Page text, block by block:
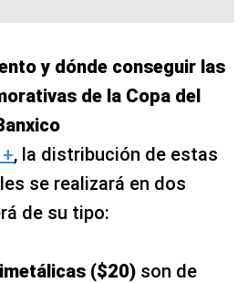
y dónde conseguir las
de la Copa del
, la distribución de estas
se realizará en dos
de su tipo:
($20) son de